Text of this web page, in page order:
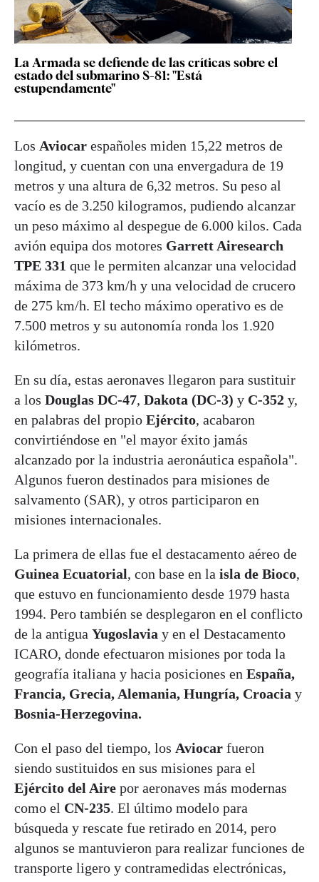
La Armada se defiende de las críticas sobre el
estado del submarino S-81: "Está
estupendamente"
Los Aviocar españoles miden 15,22 metros de
longitud, y cuentan con una envergadura de 19
metros y una altura de 6,32 metros. Su peso al
vacío es de 3.250 kilogramos, pudiendo alcanzar
un peso máximo al despegue de 6.000 kilos. Cada
avión equipa dos motores Garrett Airesearch
TPE 331 que le permiten alcanzar una velocidad
máxima de 373 km/h y una velocidad de crucero
de 275 km/h. El techo máximo operativo es de
7.500 metros y su autonomía ronda los 1.920
kilómetros.
En su día, estas aeronaves llegaron para sustituir
a los Douglas DC-47, Dakota (DC-3) y C-352 y,
en palabras del propio Ejército, acabaron
convirtiéndose en "el mayor éxito jamás
alcanzado por la industria aeronáutica española".
Algunos fueron destinados para misiones de
salvamento (SAR), y otros participaron en
misiones internacionales.
La primera de ellas fue el destacamento aéreo de
Guinea Ecuatorial, con base en la isla de Bioco,
que estuvo en funcionamiento desde 1979 hasta
1994. Pero también se desplegaron en el conflicto
de la antigua Yugoslavia y en el Destacamento
ICARO, donde efectuaron misiones por toda la
geografía italiana y hacia posiciones en España,
Francia, Grecia, Alemania, Hungría, Croacia y
Bosnia-Herzegovina.
Con el paso del tiempo, los Aviocar fueron
siendo sustituidos en sus misiones para el
Ejército del Aire por aeronaves más modernas
como el CN-235. El último modelo para
búsqueda y rescate fue retirado en 2014, pero
algunos se mantuvieron para realizar funciones de
transporte ligero y contramedidas electrónicas,